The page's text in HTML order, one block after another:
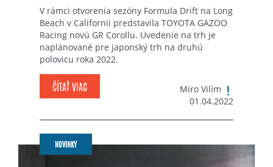
V rámci otvorenia sezóny Formula Drift na Long
Beach v Californii predstavila TOYOTA GAZOO
Racing novú GR Corollu. Uvedenie na trh je
naplánované pre japonský trh na druhú
polovicu roka 2022.
ČÍTAŤ VIAC
Miro Vilím
01.04.2022
NOVINKY